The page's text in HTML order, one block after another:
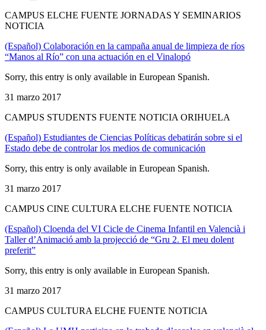
CAMPUS ELCHE FUENTE JORNADAS Y SEMINARIOS
NOTICIA
(Español) Colaboración en la campaña anual de limpieza de ríos
“Manos al Río” con una actuación en el Vinalopó
Sorry, this entry is only available in European Spanish.
31 marzo 2017
CAMPUS STUDENTS FUENTE NOTICIA ORIHUELA
(Español) Estudiantes de Ciencias Políticas debatirán sobre si el
Estado debe de controlar los medios de comunicación
Sorry, this entry is only available in European Spanish.
31 marzo 2017
CAMPUS CINE CULTURA ELCHE FUENTE NOTICIA
(Español) Cloenda del VI Cicle de Cinema Infantil en Valencià i
Taller d’Animació amb la projecció de “Gru 2. El meu dolent
preferit”
Sorry, this entry is only available in European Spanish.
31 marzo 2017
CAMPUS CULTURA ELCHE FUENTE NOTICIA